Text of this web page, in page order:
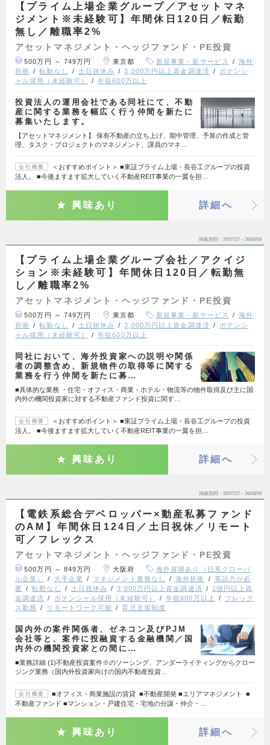
【プライム上場企業グループ／アセットマネ
ジメント※未経験可】年間休日120日／転勤
無し／離職率2%
アセットマネジメント・ヘッジファンド・PE投資
500万円 ～ 749万円 東京都 新規事業・新サービス
海外
折衝
転勤なし 土日祝休み 3,000万円以上資金調達済
ポテンシ
ャル採用（未経験可）
年収600万以上
投資法人の運用会社である同社にて、不動
産に関する業務を幅広く行う仲間を新たに
募集いたします。
【アセットマネジメント】 保有不動産の立ち上げ、期中管理、予算の作成と管
理、タスク・プロジェクトのマネジメント、課員のマネ…
会社概要
＜おすすめポイント＞ ■東証プライム上場・長谷工グループの投資
法人。 ■今後ますます拡大していく不動産REIT事業の一翼を担…
興味あり 詳細へ
掲載期間 26/07/27～26/08/09
【プライム上場企業グループ会社／アクイジ
ション※未経験可】年間休日120日／転勤無
し／離職率2%
アセットマネジメント・ヘッジファンド・PE投資
500万円 ～ 749万円 東京都 新規事業・新サービス
海外
折衝
転勤なし 土日祝休み 3,000万円以上資金調達済
ポテンシ
ャル採用（未経験可）
年収600万以上
同社において、海外投資家への説明や関係
者の調整含め、新規物件の取得等に関する
業務を行う仲間を新たに募…
■具体的な業務 ・住宅・オフィス・商業・ホテル・物流等の物件取得及び主に国
内外の機関投資家に対する不動産ファンド投資に関す…
会社概要
＜おすすめポイント＞ ■東証プライム上場・長谷工グループの投資
法人。 ■今後ますます拡大していく不動産REIT事業の一翼を担…
興味あり 詳細へ
掲載期間 26/07/27～26/08/09
【電鉄系総合デベロッパー×動産私募ファンド
のAM】年間休日124日／土日祝休／リモート
可／フレックス
アセットマネジメント・ヘッジファンド・PE投資
500万円 ～ 849万円 大阪府
海外展開あり（日系グローバ
ル企業）
大手企業 マネジメント業務なし 海外折衝
英語力が必
要
転勤なし 土日祝休み 3,000万円以上資金調達済
1億円以上資
金調達済
ポテンシャル採用（未経験可） 年収600万以上
フレック
ス勤務
リモートワーク可能 育児支援制度
国内外の案件関係者、ゼネコン及びPJM
会社等と、案件に投融資する金融機関／国
内外の機関投資家との間に…
■業務詳細 (1)不動産投資案件※のソーシング、アンダーライティングからクロー
ジング業務（国内外投資家向けの国内不動産投資…
会社概要
■オフィス・商業施設の賃貸 ■不動産開発 ■エリアマネジメント ■
不動産ファンド ■マンション・戸建住宅・宅地の分譲・仲介・…
興味あり 詳細へ